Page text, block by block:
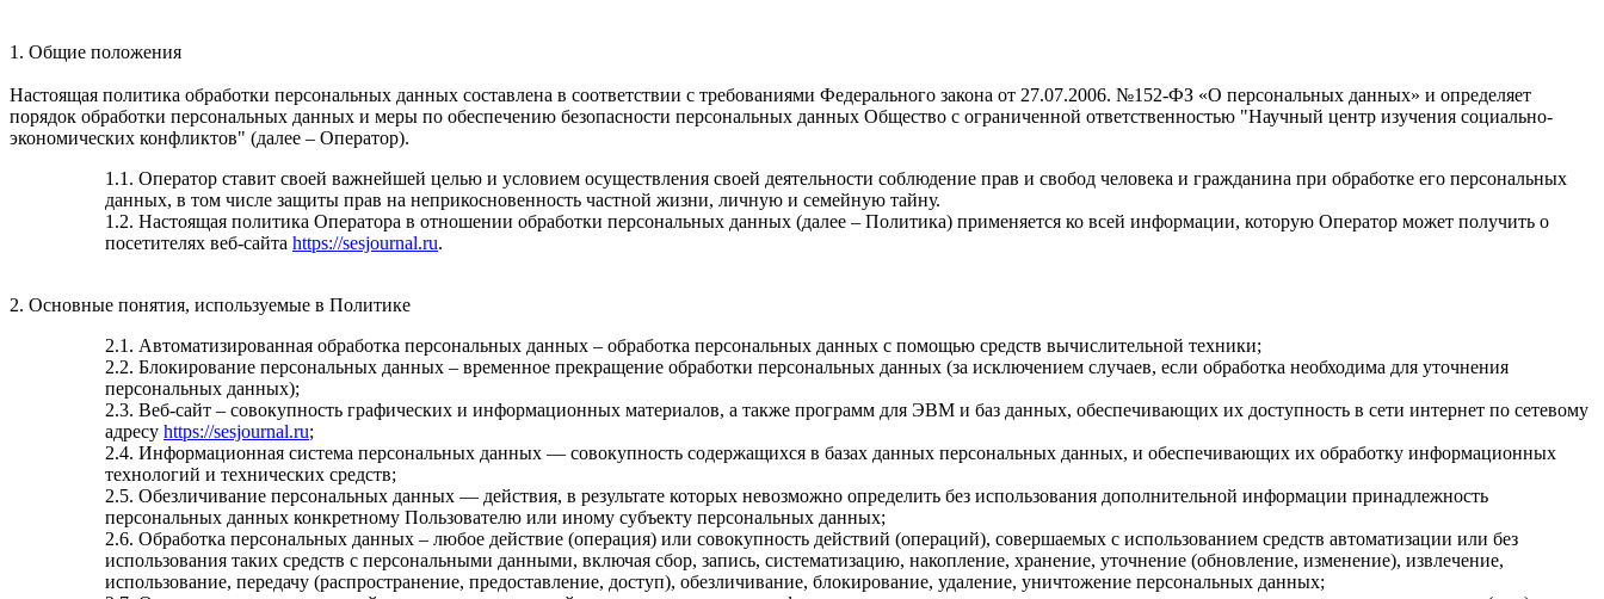
1. Общие положения
Настоящая политика обработки персональных данных составлена в соответствии с требованиями Федерального закона от 27.07.2006. №152-ФЗ «О персональных данных» и определяет
порядок обработки персональных данных и меры по обеспечению безопасности персональных данных Общество с ограниченной ответственностью "Научный центр изучения социально-
экономических конфликтов" (далее – Оператор).
1.1. Оператор ставит своей важнейшей целью и условием осуществления своей деятельности соблюдение прав и свобод человека и гражданина при обработке его персональных
данных, в том числе защиты прав на неприкосновенность частной жизни, личную и семейную тайну.
1.2. Настоящая политика Оператора в отношении обработки персональных данных (далее – Политика) применяется ко всей информации, которую Оператор может получить о
посетителях веб-сайта https://sesjournal.ru.
2. Основные понятия, используемые в Политике
2.1. Автоматизированная обработка персональных данных – обработка персональных данных с помощью средств вычислительной техники;
2.2. Блокирование персональных данных – временное прекращение обработки персональных данных (за исключением случаев, если обработка необходима для уточнения
персональных данных);
2.3. Веб-сайт – совокупность графических и информационных материалов, а также программ для ЭВМ и баз данных, обеспечивающих их доступность в сети интернет по сетевому
адресу https://sesjournal.ru;
2.4. Информационная система персональных данных — совокупность содержащихся в базах данных персональных данных, и обеспечивающих их обработку информационных
технологий и технических средств;
2.5. Обезличивание персональных данных — действия, в результате которых невозможно определить без использования дополнительной информации принадлежность
персональных данных конкретному Пользователю или иному субъекту персональных данных;
2.6. Обработка персональных данных – любое действие (операция) или совокупность действий (операций), совершаемых с использованием средств автоматизации или без
использования таких средств с персональными данными, включая сбор, запись, систематизацию, накопление, хранение, уточнение (обновление, изменение), извлечение,
использование, передачу (распространение, предоставление, доступ), обезличивание, блокирование, удаление, уничтожение персональных данных;